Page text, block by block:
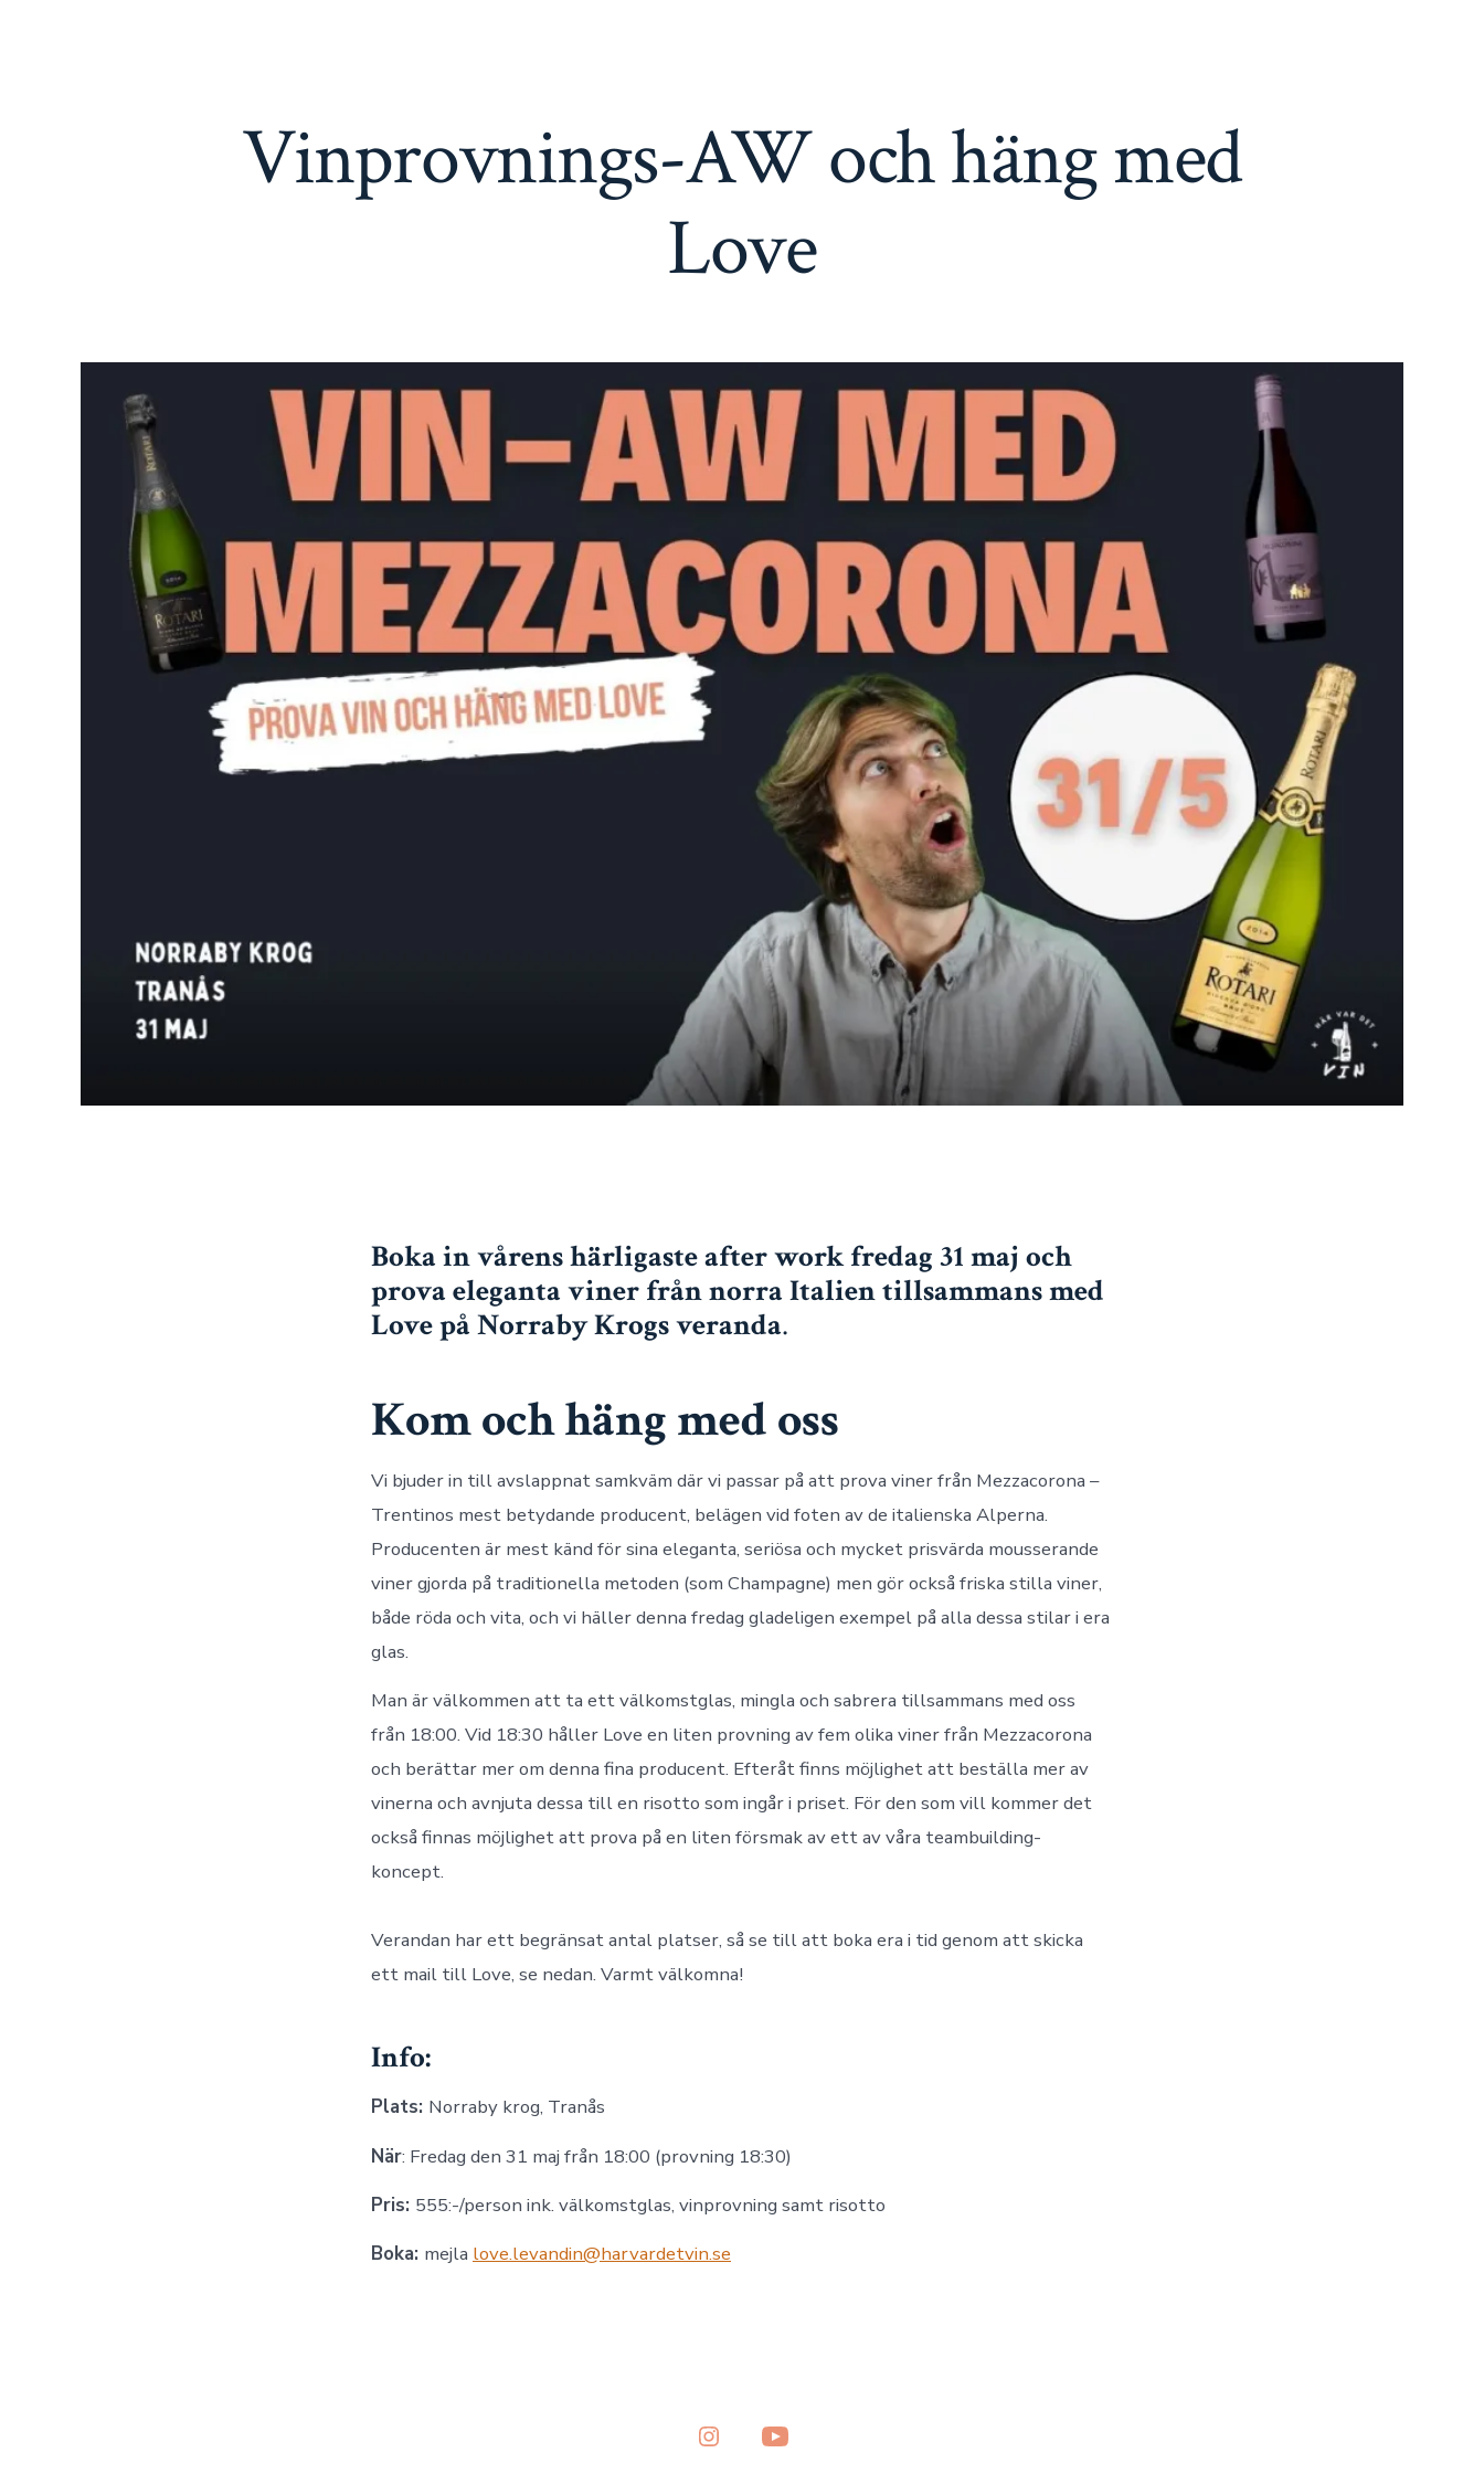
Vinprovnings-AW och häng med
Love
Boka in vårens härligaste after work fredag 31 maj och
prova eleganta viner från norra Italien tillsammans med
Love på Norraby Krogs veranda.
Kom och häng med oss
Vi bjuder in till avslappnat samkväm där vi passar på att prova viner från Mezzacorona –
Trentinos mest betydande producent, belägen vid foten av de italienska Alperna.
Producenten är mest känd för sina eleganta, seriösa och mycket prisvärda mousserande
viner gjorda på traditionella metoden (som Champagne) men gör också friska stilla viner,
både röda och vita, och vi häller denna fredag gladeligen exempel på alla dessa stilar i era
glas.
Man är välkommen att ta ett välkomstglas, mingla och sabrera tillsammans med oss
från 18:00. Vid 18:30 håller Love en liten provning av fem olika viner från Mezzacorona
och berättar mer om denna fina producent. Efteråt finns möjlighet att beställa mer av
vinerna och avnjuta dessa till en risotto som ingår i priset. För den som vill kommer det
också finnas möjlighet att prova på en liten försmak av ett av våra teambuilding-
koncept.
Verandan har ett begränsat antal platser, så se till att boka era i tid genom att skicka
ett mail till Love, se nedan. Varmt välkomna!
Info:
Plats: Norraby krog, Tranås
När: Fredag den 31 maj från 18:00 (provning 18:30)
Pris: 555:-/person ink. välkomstglas, vinprovning samt risotto
Boka: mejla love.levandin@harvardetvin.se
Open
Open